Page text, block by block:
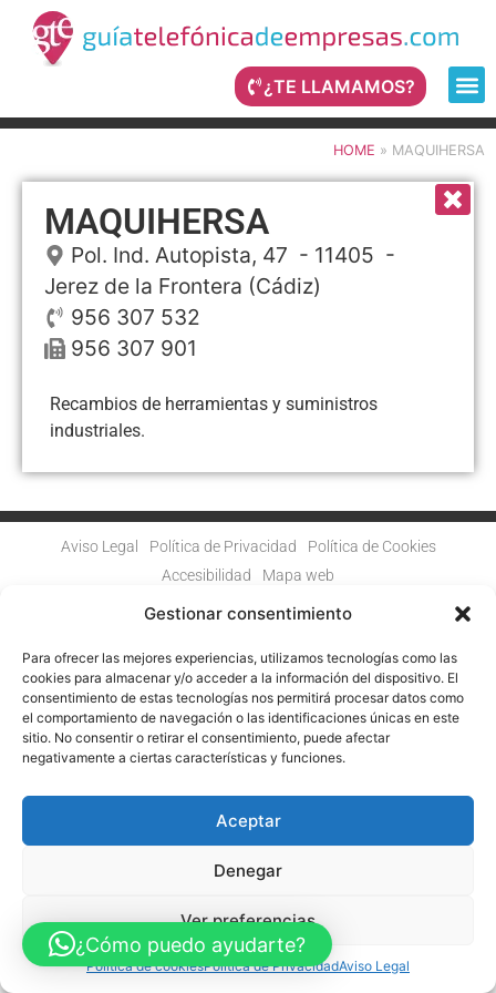
Gestionar consentimiento
Para ofrecer las mejores experiencias, utilizamos tecnologías como las
cookies para almacenar y/o acceder a la información del dispositivo. El
consentimiento de estas tecnologías nos permitirá procesar datos como
el comportamiento de navegación o las identificaciones únicas en este
sitio. No consentir o retirar el consentimiento, puede afectar
negativamente a ciertas características y funciones.
Aceptar
Denegar
Ver preferencias
Política de cookiesPolítica de PrivacidadAviso Legal
¿TE LLAMAMOS?
HOME » MAQUIHERSA
MAQUIHERSA
Pol. Ind. Autopista, 47 - 11405 -
Jerez de la Frontera (Cádiz)
956 307 532
956 307 901
Recambios de herramientas y suministros
industriales.
Aviso Legal Política de Privacidad
Política de Cookies
Accesibilidad
Mapa web
DIGITAL POR LOS FONDOS NEXT GENERATION (EU) DEL
MECANISMO DE RECUPERACIÓN Y RESILENCIA
© Guia Telefónica de Empresas – Todos los derechos reservados.
¿Cómo puedo ayudarte?